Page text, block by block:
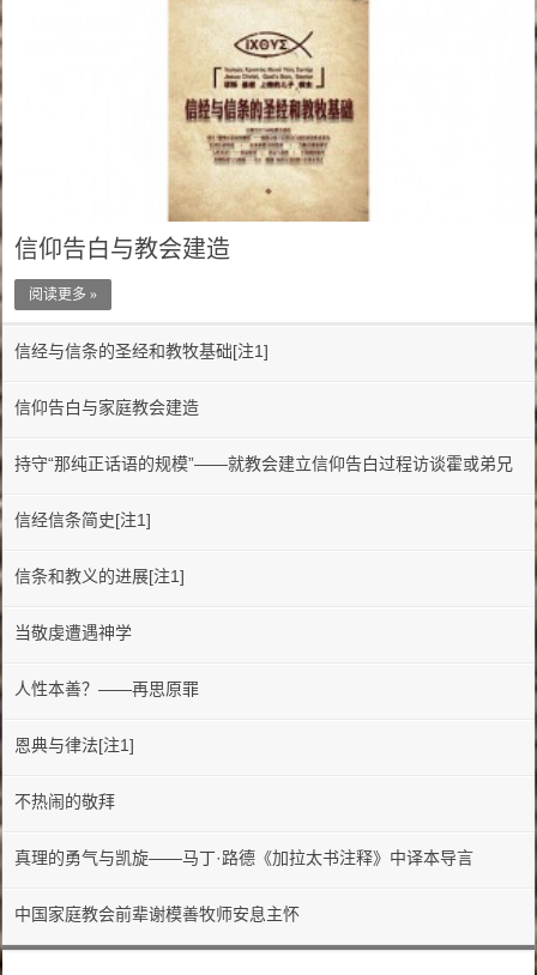
信仰告白与教会建造
阅读更多 »
信经与信条的圣经和教牧基础[注1]
信仰告白与家庭教会建造
持守“那纯正话语的规模”——就教会建立信仰告白过程访谈霍或弟兄
信经信条简史[注1]
信条和教义的进展[注1]
当敬虔遭遇神学
人性本善？——再思原罪
恩典与律法[注1]
不热闹的敬拜
真理的勇气与凯旋——马丁·路德《加拉太书注释》中译本导言
中国家庭教会前辈谢模善牧师安息主怀